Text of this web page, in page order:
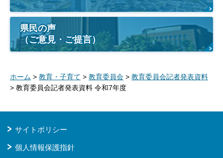
県民の声
（ご意見・ご提言）
ホーム > 教育・子育て > 教育委員会 > 教育委員会記者発表資料
> 教育委員会記者発表資料 令和7年度
サイトポリシー
個人情報保護指針